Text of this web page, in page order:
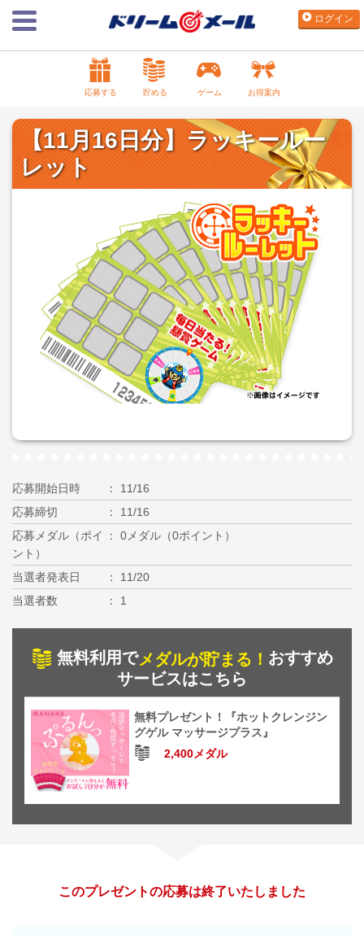
ログイン
応募する 貯める ゲーム お得案内
【11月16日分】ラッキールー
レット
応募開始日時
11/16
応募締切
11/16
応募メダル（ポイ
ント）
0メダル（0ポイント）
当選者発表日
11/20
当選者数
1
無料利用でメダルが貯まる！ おすすめ
サービスはこちら
無料プレゼント！『ホットクレンジン
グゲル マッサージプラス』
2,400メダル
このプレゼントの応募は終了いたしました